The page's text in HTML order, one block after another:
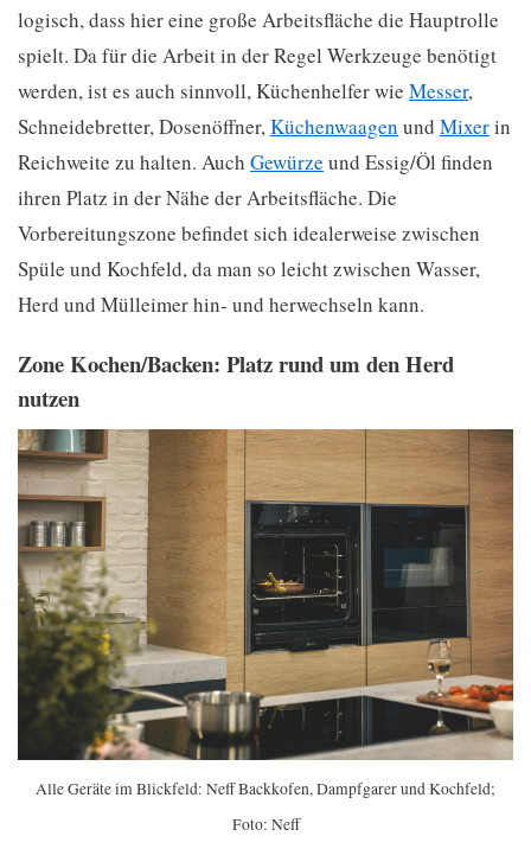
logisch, dass hier eine große Arbeitsfläche die Hauptrolle
spielt. Da für die Arbeit in der Regel Werkzeuge benötigt
werden, ist es auch sinnvoll, Küchenhelfer wie Messer,
Schneidebretter, Dosenöffner, Küchenwaagen und Mixerin
Reichweite zu halten. Auch Gewürze und Essig/Öl finden
ihren Platz in der Nähe der Arbeitsfläche. Die
Vorbereitungszone befindet sich idealerweise zwischen
Spüle und Kochfeld, da man so leicht zwischen Wasser,
Herd und Mülleimer hin- und herwechseln kann.
Zone Kochen/Backen: Platz rund um den Herd
nutzen
Alle Geräte im Blickfeld: Neff Backkofen, Dampfgarer und Kochfeld;
Foto: Neff